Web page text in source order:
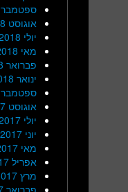
ספטמבר 2018
אוגוסט 2018
יולי 2018
מאי 2018
פברואר 2018
ינואר 2018
ספטמבר 2017
אוגוסט 2017
יולי 2017
יוני 2017
מאי 2017
אפריל 2017
מרץ 2017
פברואר 2017